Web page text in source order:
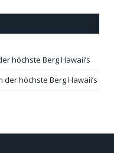
höchste Berg Hawaii’s
der höchste Berg Hawaii’s